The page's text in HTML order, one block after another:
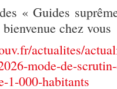
« Guides
chez vous
actualites/
mode-de-
1-000-habitants